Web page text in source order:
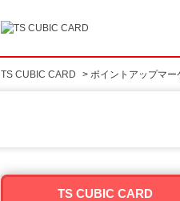
TS CUBIC CARD > ポイントアップマー
TS CUBIC CARD